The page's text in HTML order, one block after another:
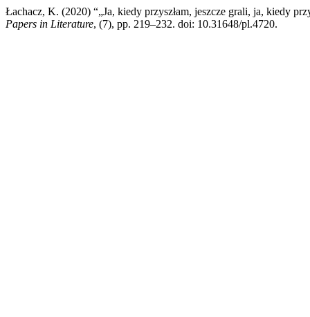
Łachacz, K. (2020) “„Ja, kiedy przyszłam, jeszcze grali, ja, kiedy
Papers in Literature, (7), pp. 219–232. doi: 10.31648/pl.4720.